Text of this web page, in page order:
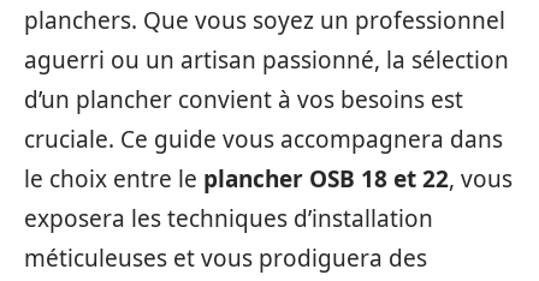
planchers. Que vous soyez un professionnel
aguerri ou un artisan passionné, la sélection
d’un plancher convient à vos besoins est
cruciale. Ce guide vous accompagnera dans
le choix entre le plancher OSB 18 et 22, vous
exposera les techniques d’installation
méticuleuses et vous prodiguera des